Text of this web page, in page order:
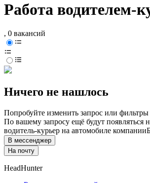
Работа водителем-
, 0 вакансий
Ничего не нашлось
Попробуйте изменить запрос или фильтры
По вашему запросу ещё будут появляться
водитель-курьер на автомобиле компании
В мессенджер
На почту
HeadHunter